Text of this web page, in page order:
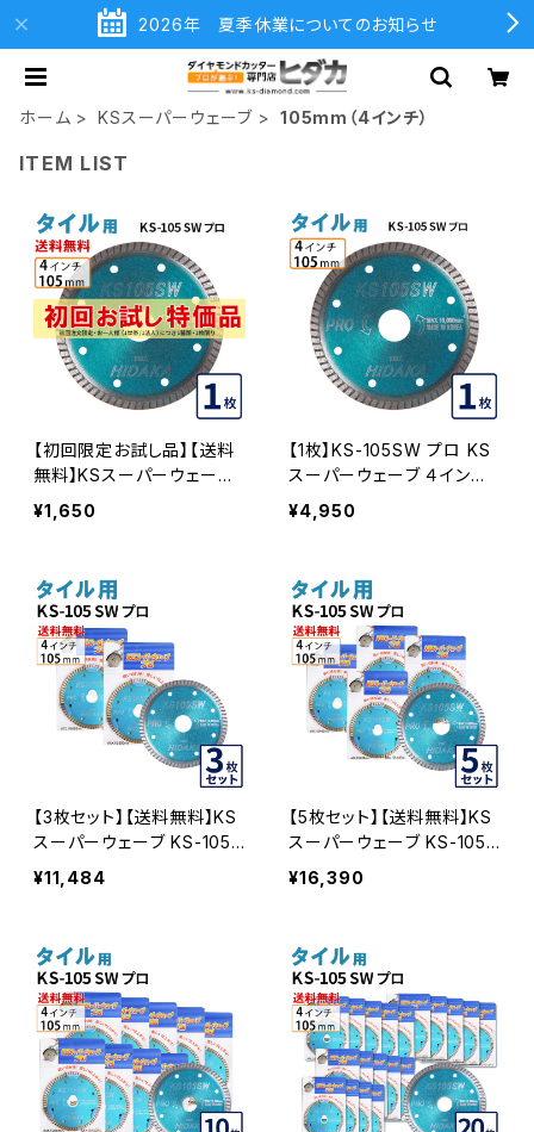
2026年 夏季休業についてのお知らせ
ホーム KSスーパーウェーブ 105mm（4インチ）
ITEM LIST
【初回限定お試し品】【送料
無料】KSスーパーウェーブ
KS-105SW プロ ４インチ 1
05ｍｍ ダイヤモンドカッタ
w-trial)
¥1,650
【1枚】KS-105SW プロ KS
スーパーウェーブ ４インチ 1
05ｍｍ ダイヤモンドカッタ
ー 刃 タイル切断 KS-105S
¥4,950
【3枚セット】【送料無料】KS
スーパーウェーブ KS-105S
W プロ ４インチ 105ｍｍ
ダイヤモンドカッター 刃 タ
¥11,484
【5枚セット】【送料無料】KS
スーパーウェーブ KS-105S
W プロ ４インチ 105ｍｍ
ダイヤモンドカッター 刃 タ
¥16,390